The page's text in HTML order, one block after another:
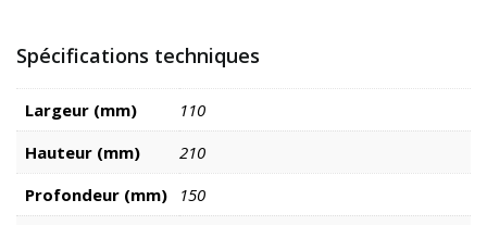
Spécifications techniques
Largeur (mm)
110
Hauteur (mm)
210
Profondeur (mm)
150